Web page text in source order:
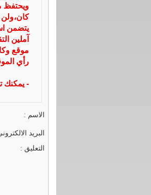
ويحتفظ
يتضمن
آملين
موقع
رأي
- يمكنك
الاسم :
البريد
التعليق :